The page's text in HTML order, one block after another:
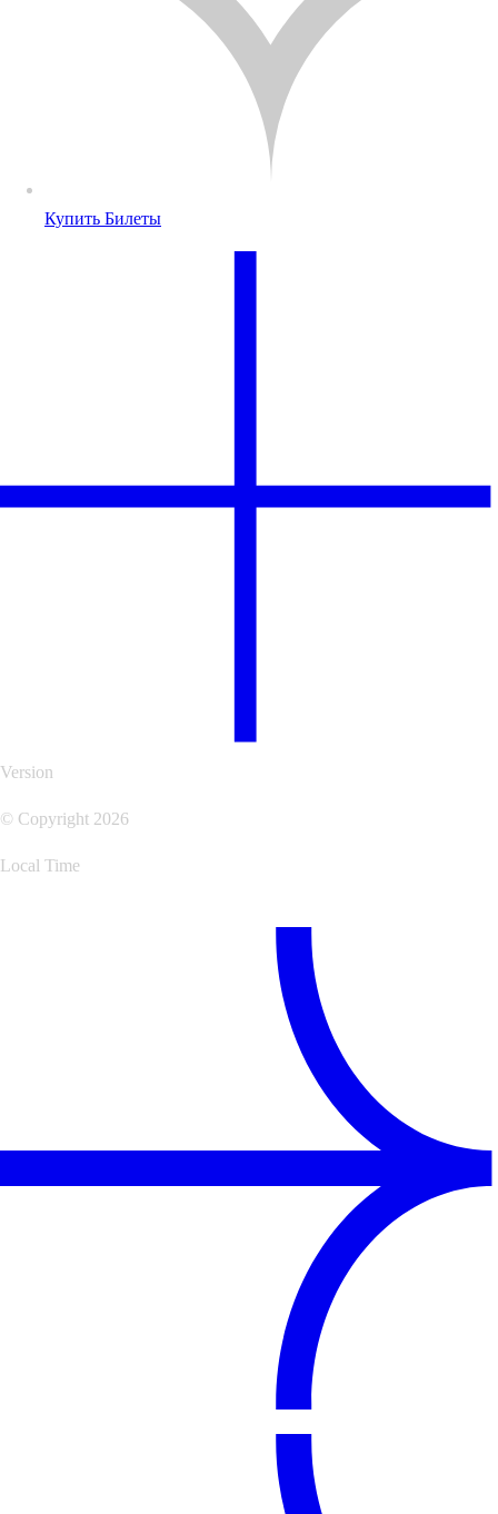
Купить Билеты
Version
© Copyright 2026
Local Time